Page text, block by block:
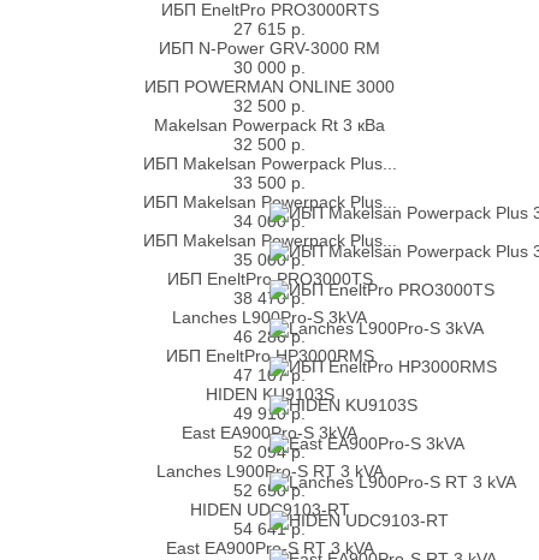
ИБП EneltPro PRO3000RTS
27 615 р.
ИБП N-Power GRV-3000 RM
30 000 р.
ИБП POWERMAN ONLINE 3000
32 500 р.
Makelsan Powerpack Rt 3 кВа
32 500 р.
ИБП Makelsan Powerpack Plus...
33 500 р.
ИБП Makelsan Powerpack Plus...
34 000р.
ИБП Makelsan Powerpack Plus...
35 000р.
ИБП EneltPro PRO3000TS
38 470р.
Lanches L900Pro-S 3kVA
46 286р.
ИБП EneltPro HP3000RMS
47 107р.
HIDEN KU9103S
49 910р.
East EA900Pro-S 3kVA
52 094р.
Lanches L900Pro-S RT 3 kVA
52 650р.
HIDEN UDC9103-RT
54 641р.
East EA900Pro-S RT 3 kVA